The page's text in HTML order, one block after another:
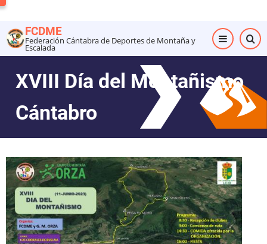
al
contenido
principal
FCDME
Federación Cántabra de Deportes de Montaña y
Escalada
XVIII Día del Montañismo
Cántabro